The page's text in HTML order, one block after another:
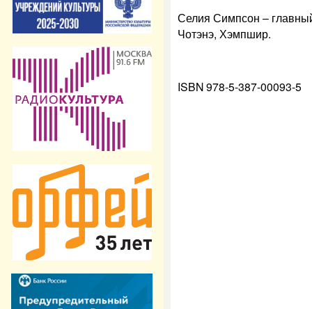
Селия Симпсон –
Чотэнэ, Хэмпшир.
ISBN 978-5-387-00093-5